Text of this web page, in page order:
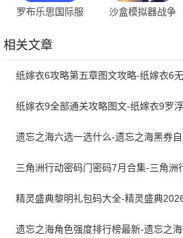
罗布乐思国际服
沙盒模拟器战争
相关文章
遗忘之海六选一选什么-遗忘之海黑券
精灵盛典黎明礼包码大全-精灵盛典
遗忘之海角色强度排行榜最新-遗忘之